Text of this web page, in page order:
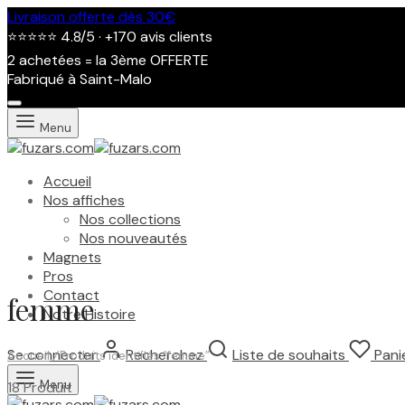
Livraison offerte dès 30€
⭐⭐⭐⭐⭐ 4.8/5 · +170 avis clients
2 achetées = la 3ème OFFERTE
Fabriqué à Saint-Malo
Menu
Accueil
Nos affiches
Nos collections
Nos nouveautés
Magnets
Pros
Contact
Notre Histoire
Se connecter Recherchez Liste de souhaits
Menu
femme
Accueil/Produits identifiés “femme”
18 Produit